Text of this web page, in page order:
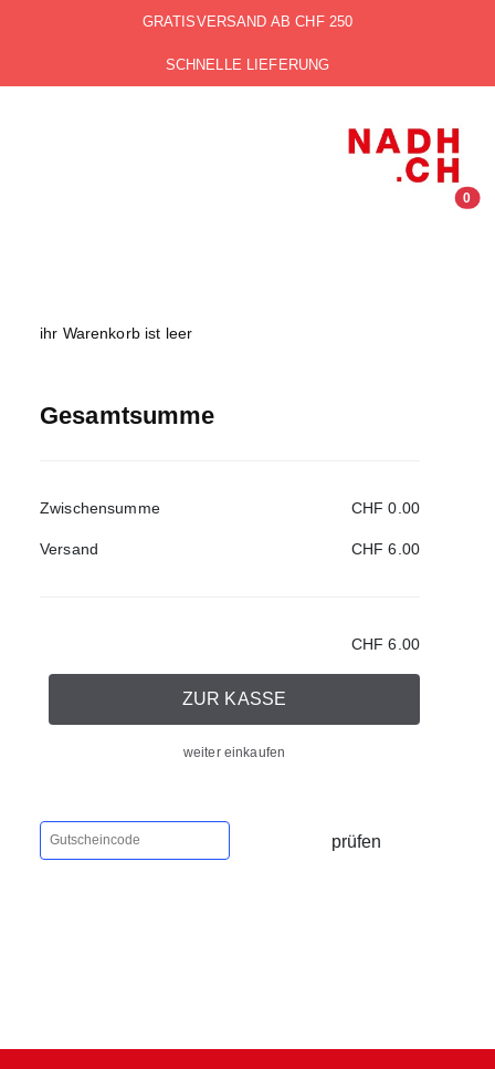
GRATISVERSAND AB CHF 250
SCHNELLE LIEFERUNG
0
ihr Warenkorb ist leer
Gesamtsumme
Zwischensumme CHF 0.00
Versand CHF 6.00
CHF 6.00
ZUR KASSE
weiter einkaufen